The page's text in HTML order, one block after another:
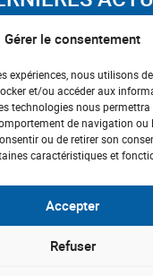
Gérer le consentement
expériences, nous utilisons
et/ou accéder aux
technologies nous
de navigation ou
ou de retirer son
caractéristiques et
Accepter
Refuser